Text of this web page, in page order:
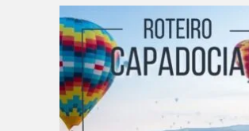
ADICIONAR AO